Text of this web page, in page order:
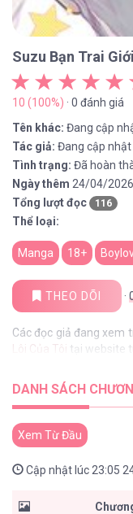
Suzu Bạn Trai
10 (100%) · 0 đánh giá
Tên khác: Đang cập
Tác giả: Đang cập nhật
Tình trạng: Đã hoàn
Ngày thêm 24/04/2026
Tổng lượt đọc
116
Thể loại:
Manga 18+
THEO DÕI ·
Các đọc giả đang xem
Lôi Của Tôi
tại website
DANH SÁCH
Xem Từ Đầu
Cập nhật lúc 23:05